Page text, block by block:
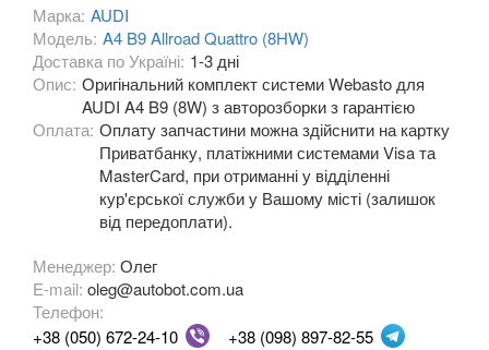
A5 II Sportback (F5A)
A6 C5 (4B)
A6 Allroad Quattro C5 (4BH)
A6 C6 (4F2, 4F5)
A6 Allroad Quattro C6 (4FH)
A6 Allroad Quattro C7 (4GH)
A6 C8 (F2)
Марка: AUDI
Модель: A4 B9 Allroad Quattro (8HW)
Доставка по Україні: 1-3 дні
Опис: Оригінальний комплект системи Webasto для
AUDI A4 B9 (8W) з авторозборки з гарантією
Оплата: Оплату запчастини можна здійснити на картку
Приватбанку, платіжними системами Visa та
MasterCard, при отриманні у відділенні
кур'єрської служби у Вашому місті (залишок
від передоплати).
Менеджер: Олег
E-mail: oleg@autobot.com.ua
Телефон:
+38 (050) 672-24-10
+38 (098) 897-82-55